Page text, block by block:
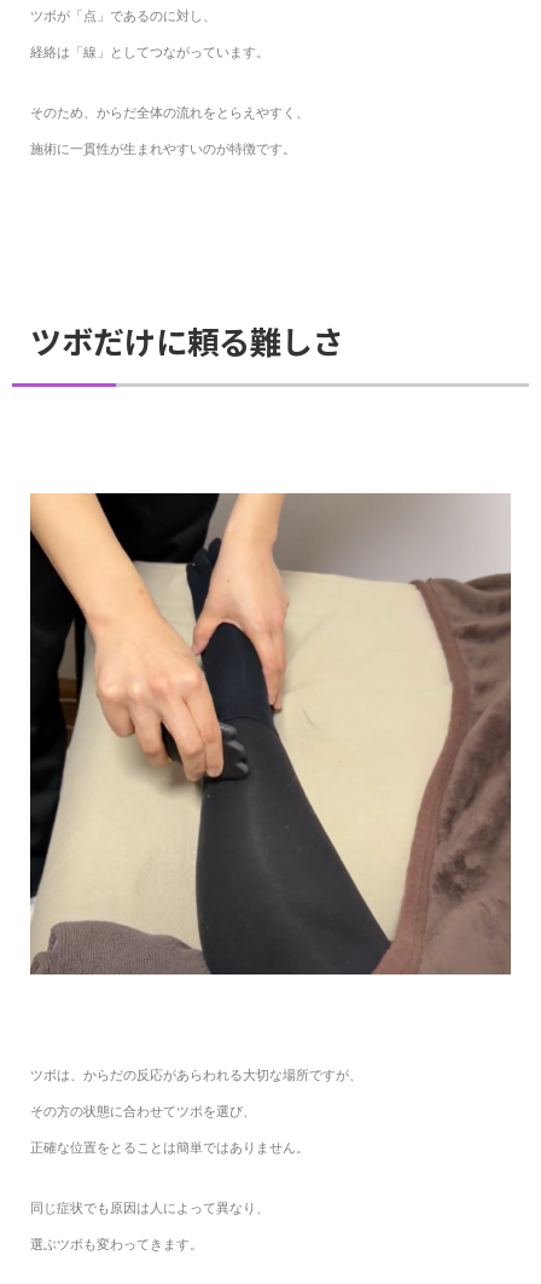
ツボが「点」であるのに対し、
経絡は「線」としてつながっています。
そのため、からだ全体の流れをとらえやすく、
施術に一貫性が生まれやすいのが特徴です。
ツボだけに頼る難しさ
ツボは、からだの反応があらわれる大切な場所ですが、
その方の状態に合わせてツボを選び、
正確な位置をとることは簡単ではありません。
同じ症状でも原因は人によって異なり、
選ぶツボも変わってきます。